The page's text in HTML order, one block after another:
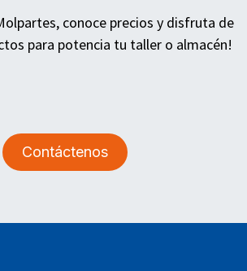
conoce precios y disfruta de
para potencia tu taller o almacén!
Contáctenos